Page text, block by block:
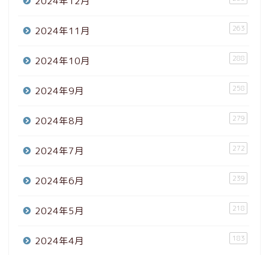
2024年11月 263
2024年10月 288
2024年9月 258
2024年8月 279
2024年7月 272
2024年6月 239
2024年5月 218
2024年4月 183